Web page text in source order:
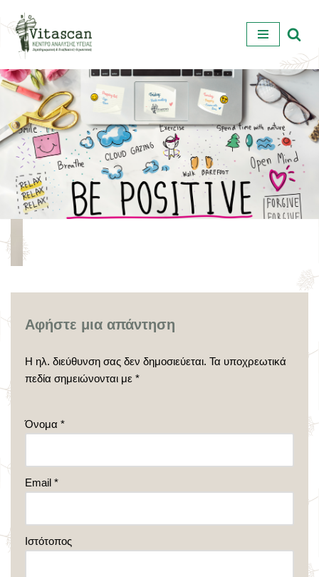
Μεταπηδήστε
στο
περιεχόμενο
Αφήστε μια απάντηση
Η ηλ. διεύθυνση σας δεν δημοσιεύεται. Τα υποχρεωτικά
πεδία σημειώνονται με *
Όνομα *
Email *
Ιστότοπος